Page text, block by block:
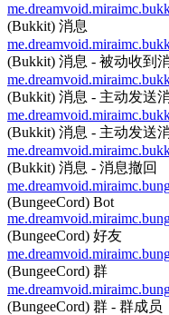
(Bukkit) 消息
(Bukkit) 消息 - 被动收到
(Bukkit) 消息 - 主动发送
(Bukkit) 消息 - 主动发送
(Bukkit) 消息 - 消息撤回
(BungeeCord) Bot
(BungeeCord) 好友
(BungeeCord) 群
(BungeeCord) 群 - 群成员